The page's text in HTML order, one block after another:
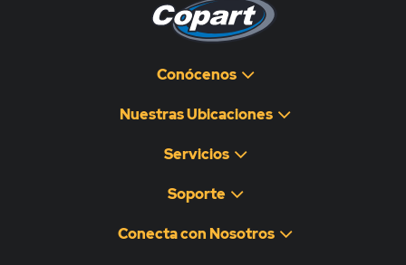
Conócenos
Nuestras Ubicaciones
Servicios
Soporte
Conecta con Nosotros